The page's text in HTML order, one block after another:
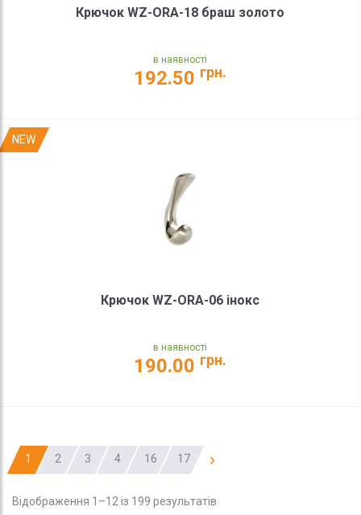
Крючок WZ-ORA-18 браш золото
в наявності
192.50 грн.
NEW
Крючок WZ-ORA-06 інокс
в наявності
190.00 грн.
1 2 3 4 16 17 ›
Відображення 1–12 із 199 результатів